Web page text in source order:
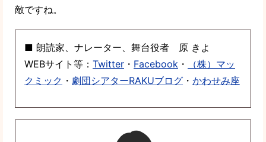
敵ですね。
■ 朗読家、ナレーター、舞台役者 原 きよ
WEBサイト等： Twitter ・ Facebook ・
（株）マッ
クミック ・ 劇団シアターRAKUブログ ・ かわせみ座